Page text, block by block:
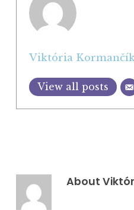
Viktória
View all posts
About